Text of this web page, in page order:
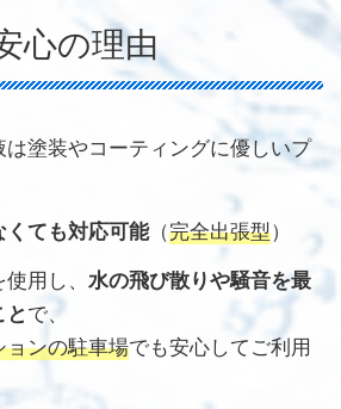
心の理由
塗装やコーティングに優しいプ
ても対応可能（完全出張型）
用し、 水の飛び散りや騒音を最
で、
ンの駐車場でも安心してご利用